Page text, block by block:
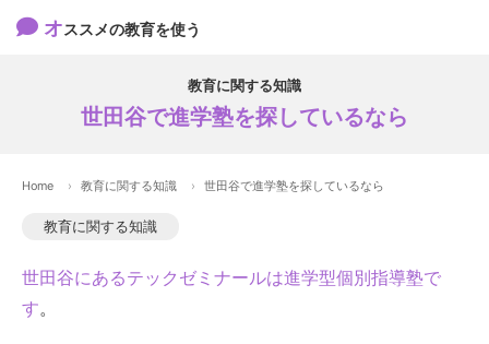
オススメの教育を使う
教育に関する知識
世田谷で進学塾を探しているなら
Home 教育に関する知識 世田谷で進学塾を探しているなら
教育に関する知識
世田谷にあるテックゼミナールは進学型個別指導塾で
す。